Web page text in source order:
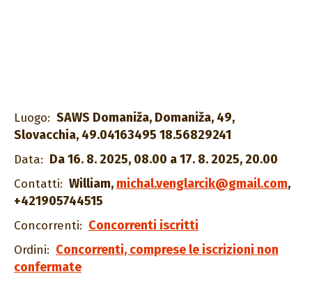
Luogo: SAWS Domaniža, Domaniža, 49,
Slovacchia, 49.04163495 18.56829241
Data: Da 16. 8. 2025, 08.00 a 17. 8. 2025, 20.00
Contatti: William, michal.venglarcik@gmail.com,
+421905744515
Concorrenti: Concorrenti iscritti
Ordini: Concorrenti, comprese le iscrizioni non
confermate